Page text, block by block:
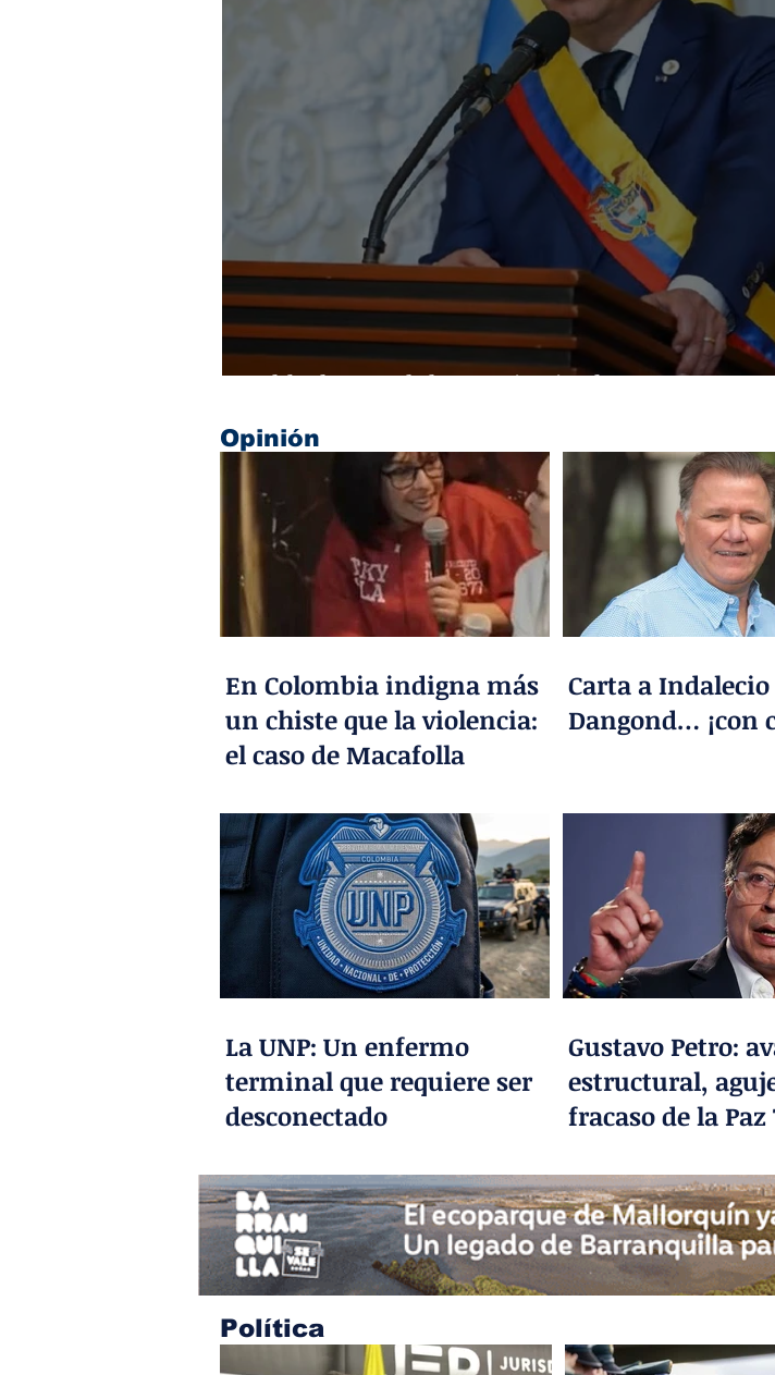
El balance del cuatrienio de Gustavo
Opinión
En Colombia indigna más
un chiste que la violencia:
el caso de Macafolla
Carta a Indalecio
Dangond… ¡con
La UNP: Un enfermo
terminal que requiere ser
desconectado
Gustavo Petro:
estructural,
fracaso de la
Política